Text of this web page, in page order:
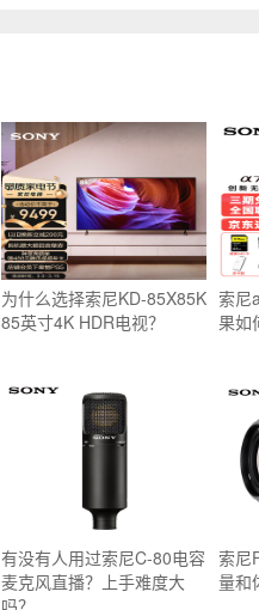
为什么选择索尼KD-85X85K
85英寸4K HDR电视？
索尼
果如
有没有人用过索尼C-80电容
麦克风直播？上手难度大
吗？
索尼
量和